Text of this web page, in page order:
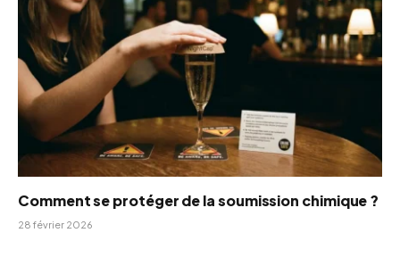
Comment se protéger de la soumission chimique ?
28 février 2026